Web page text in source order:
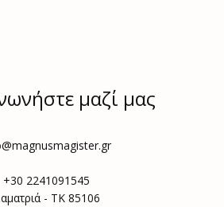
μαζί μας
+30 2241091545
- ΤΚ 85106